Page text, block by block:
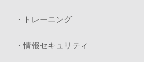
・トレーニング
・情報セキュリティ